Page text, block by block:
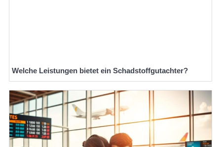
Welche Leistungen bietet ein Schadstoffgutachter?